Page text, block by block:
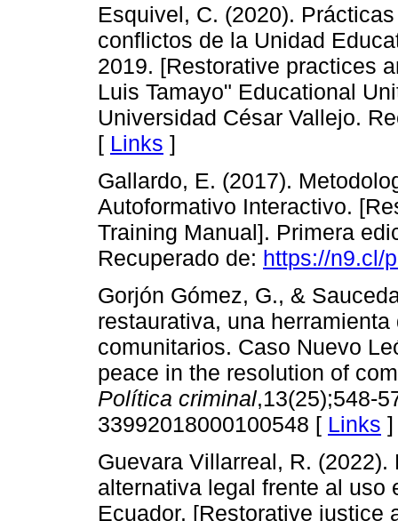
Esquivel, C. (2020).
conflictos de la Unidad
2019. [Restorative practices
Luis Tamayo" Educational
Universidad César Vallejo.
[ Links ]
Gallardo, E. (2017).
Autoformativo Interactivo.
Training Manual]. Primera
Recuperado de: https://n9.cl/
Gorjón Gómez, G., &
restaurativa, una
comunitarios. Caso Nuevo
peace in the resolution of
Política criminal,13(25);548-
33992018000100548 [ Links ]
Guevara Villarreal, R.
alternativa legal frente al uso
Ecuador. [Restorative justice